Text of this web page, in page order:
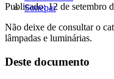
Sonepar
Publicado: 12 de setembro
Não deixe de consultar o
lâmpadas e luminárias.
Deste documento